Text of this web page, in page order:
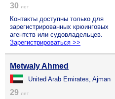
30 лет
Контакты доступны только для
зарегистрированных крюинговых
агентств или судовладельцев.
Зарегистрироваться >>
Metwaly Ahmed
United Arab Emirates, Ajman
29 лет